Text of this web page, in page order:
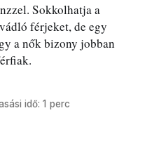
Sokkolhatja a
férjeket, de egy
a nők bizony jobban
idő: 1 perc